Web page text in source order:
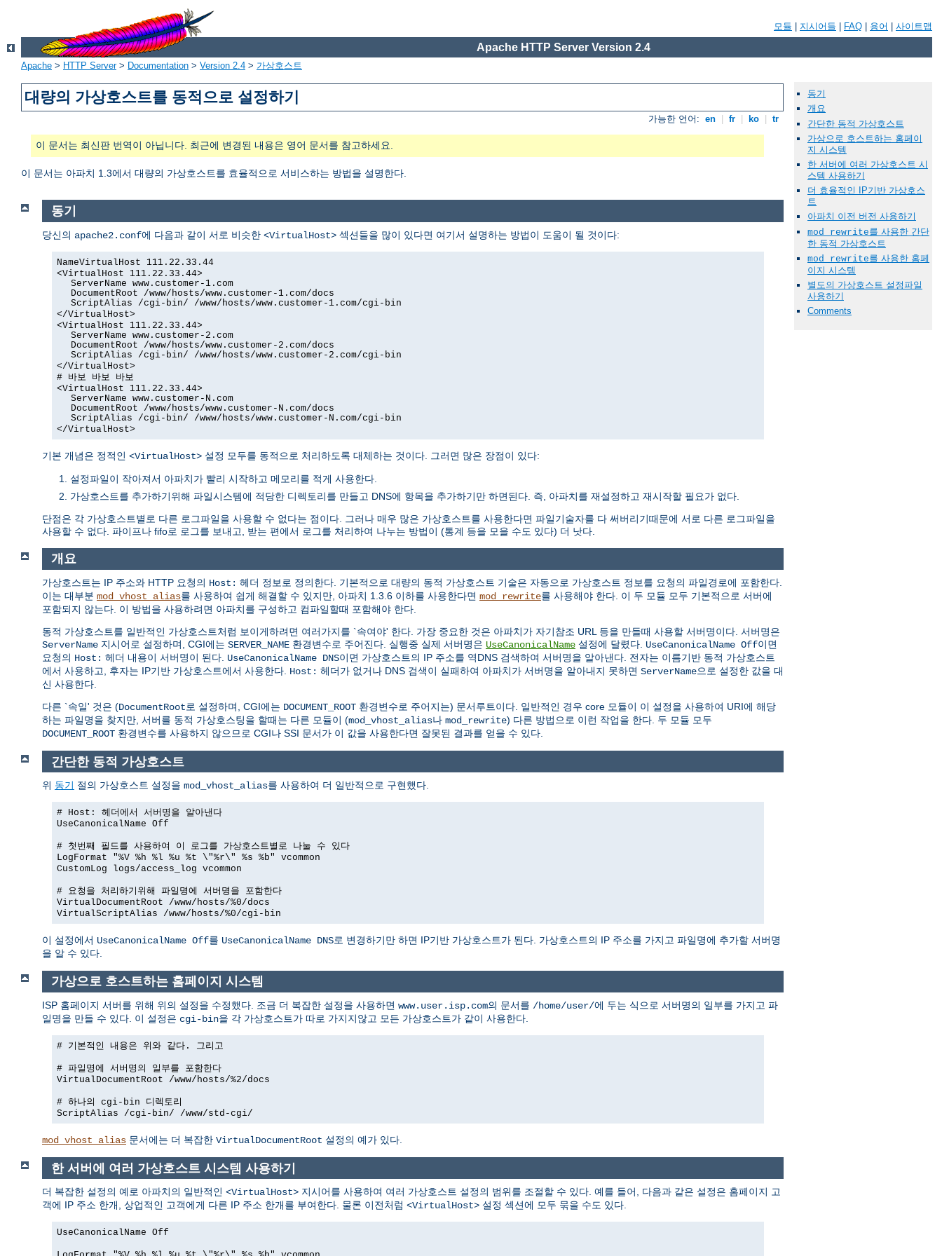
모듈 지시어들 FAQ 용어 사이트맵
Apache HTTP Server Version 2.4
Apache > HTTP Server> Documentation > Version 2.4 > 가상호스트
대량의 가상호스트를 동적으로 설정하기
가능한 언어: en fr ko tr
이 문서는 최신판 번역이 아닙니다. 최근에 변경된 내용은 영어 문서를 참고하세요.
이 문서는 아파치 1.3에서 대량의 가상호스트를 효율적으로 서비스하는 방법을 설명한다.
동기
개요
간단한 동적 가상호스트
가상으로 호스트하는 홈페이
지 시스템
한 서버에 여러 가상호스트 시
스템 사용하기
더 효율적인 IP기반 가상호스
트
아파치 이전 버전 사용하기
mod_rewrite를 사용한 간단
한 동적 가상호스트
mod_rewrite를 사용한 홈페
이지 시스템
별도의 가상호스트 설정파일
사용하기
Comments
동기
당신의 apache2.conf에 다음과 같이 서로 비슷한 <VirtualHost> 섹션들을 많이 있다면 여기서 설명하는 방법이 도움이 될 것이다:
NameVirtualHost 111.22.33.44
<VirtualHost 111.22.33.44>
ServerName www.customer-1.com
DocumentRoot /www/hosts/www.customer-1.com/docs
ScriptAlias /cgi-bin/ /www/hosts/www.customer-1.com/cgi-bin
</VirtualHost>
<VirtualHost 111.22.33.44>
ServerName www.customer-2.com
DocumentRoot /www/hosts/www.customer-2.com/docs
ScriptAlias /cgi-bin/ /www/hosts/www.customer-2.com/cgi-bin
</VirtualHost>
# 바보 바보 바보
<VirtualHost 111.22.33.44>
ServerName www.customer-N.com
DocumentRoot /www/hosts/www.customer-N.com/docs
ScriptAlias /cgi-bin/ /www/hosts/www.customer-N.com/cgi-bin
</VirtualHost>
기본 개념은 정적인 <VirtualHost> 설정 모두를 동적으로 처리하도록 대체하는 것이다. 그러면 많은 장점이 있다:
설정파일이 작아져서 아파치가 빨리 시작하고 메모리를 적게 사용한다.
가상호스트를 추가하기위해 파일시스템에 적당한 디렉토리를 만들고 DNS에 항목을 추가하기만 하면된다. 즉, 아파치를 재설정하고 재시작할 필요가 없다.
단점은 각 가상호스트별로 다른 로그파일을 사용할 수 없다는 점이다. 그러나 매우 많은 가상호스트를 사용한다면 파일기술자를 다 써버리기때문에 서로 다른 로그파일을
사용할 수 없다. 파이프나 fifo로 로그를 보내고, 받는 편에서 로그를 처리하여 나누는 방법이 (통계 등을 모을 수도 있다) 더 낫다.
개요
가상호스트는 IP 주소와 HTTP 요청의 Host: 헤더 정보로 정의한다. 기본적으로 대량의 동적 가상호스트 기술은 자동으로 가상호스트 정보를 요청의 파일경로에 포함한다.
이는 대부분 mod_vhost_alias를 사용하여 쉽게 해결할 수 있지만, 아파치 1.3.6 이하를 사용한다면 mod_rewrite를 사용해야 한다. 이 두 모듈 모두 기본적으로 서버에
포함되지 않는다. 이 방법을 사용하려면 아파치를 구성하고 컴파일할때 포함해야 한다.
동적 가상호스트를 일반적인 가상호스트처럼 보이게하려면 여러가지를 `속여야' 한다. 가장 중요한 것은 아파치가 자기참조 URL 등을 만들때 사용할 서버명이다. 서버명은
ServerName 지시어로 설정하며, CGI에는 SERVER_NAME 환경변수로 주어진다. 실행중 실제 서버명은 UseCanonicalName 설정에 달렸다. UseCanonicalName Off이면
요청의 Host: 헤더 내용이 서버명이 된다. UseCanonicalName DNS이면 가상호스트의 IP 주소를 역DNS 검색하여 서버명을 알아낸다. 전자는 이름기반 동적 가상호스트
에서 사용하고, 후자는 IP기반 가상호스트에서 사용한다. Host: 헤더가 없거나 DNS 검색이 실패하여 아파치가 서버명을 알아내지 못하면 ServerName으로 설정한 값을 대
신 사용한다.
다른 `속일' 것은 (DocumentRoot로 설정하며, CGI에는 DOCUMENT_ROOT 환경변수로 주어지는) 문서루트이다. 일반적인 경우 core 모듈이 이 설정을 사용하여 URI에 해당
하는 파일명을 찾지만, 서버를 동적 가상호스팅을 할때는 다른 모듈이 (mod_vhost_alias나 mod_rewrite) 다른 방법으로 이런 작업을 한다. 두 모듈 모두
DOCUMENT_ROOT 환경변수를 사용하지 않으므로 CGI나 SSI 문서가 이 값을 사용한다면 잘못된 결과를 얻을 수 있다.
간단한 동적 가상호스트
위 동기 절의 가상호스트 설정을 mod_vhost_alias를 사용하여 더 일반적으로 구현했다.
# Host: 헤더에서 서버명을 알아낸다
UseCanonicalName Off
# 첫번째 필드를 사용하여 이 로그를 가상호스트별로 나눌 수 있다
LogFormat "%V %h %l %u %t \"%r\" %s %b" vcommon
CustomLog logs/access_log vcommon
# 요청을 처리하기위해 파일명에 서버명을 포함한다
VirtualDocumentRoot /www/hosts/%0/docs
VirtualScriptAlias /www/hosts/%0/cgi-bin
이 설정에서 UseCanonicalName Off를 UseCanonicalName DNS로 변경하기만 하면 IP기반 가상호스트가 된다. 가상호스트의 IP 주소를 가지고 파일명에 추가할 서버명
을 알 수 있다.
가상으로 호스트하는 홈페이지 시스템
ISP 홈페이지 서버를 위해 위의 설정을 수정했다. 조금 더 복잡한 설정을 사용하면 www.user.isp.com의 문서를 /home/user/에 두는 식으로 서버명의 일부를 가지고 파
일명을 만들 수 있다. 이 설정은 cgi-bin을 각 가상호스트가 따로 가지지않고 모든 가상호스트가 같이 사용한다.
# 기본적인 내용은 위와 같다. 그리고
# 파일명에 서버명의 일부를 포함한다
VirtualDocumentRoot /www/hosts/%2/docs
# 하나의 cgi-bin 디렉토리
ScriptAlias /cgi-bin/ /www/std-cgi/
mod_vhost_alias 문서에는 더 복잡한 VirtualDocumentRoot 설정의 예가 있다.
한 서버에 여러 가상호스트 시스템 사용하기
더 복잡한 설정의 예로 아파치의 일반적인 <VirtualHost> 지시어를 사용하여 여러 가상호스트 설정의 범위를 조절할 수 있다. 예를 들어, 다음과 같은 설정은 홈페이지 고
객에 IP 주소 한개, 상업적인 고객에게 다른 IP 주소 한개를 부여한다. 물론 이전처럼 <VirtualHost> 설정 섹션에 모두 묶을 수도 있다.
UseCanonicalName Off